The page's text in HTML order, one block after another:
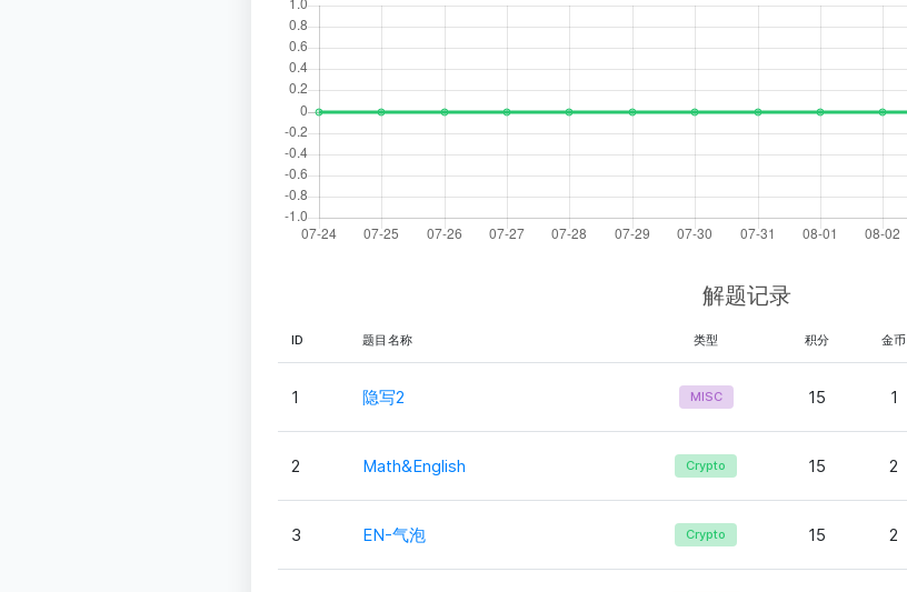
解题记录
ID 题目名称 类型 积分 金币
1 隐写2 MISC 15 1
2 Math&English Crypto 15 2
3 EN-气泡 Crypto 15 2